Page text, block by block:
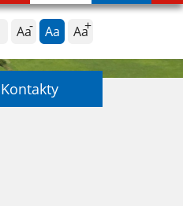
Aa Aa Aa
Kontakty